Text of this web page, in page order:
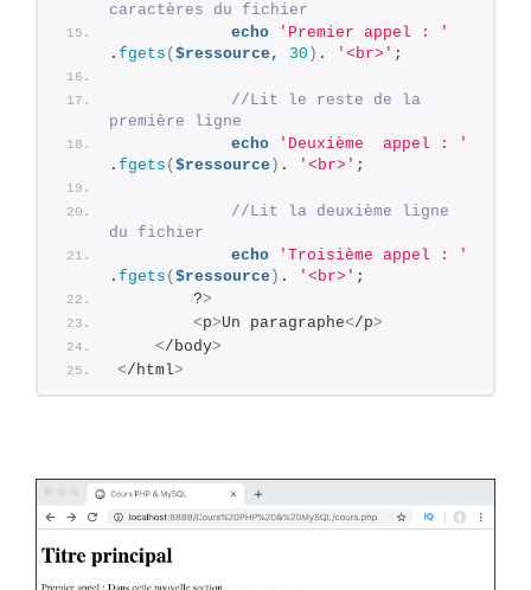
caractères du fichier
echo
'Premier appel : '
. fgets ( $ressource, 30 ) . '<br>' ;
//Lit le reste de la
première ligne
echo
'Deuxième  appel : '
. fgets ( $ressource ) . '<br>' ;
//Lit la deuxième ligne
du fichier
echo
'Troisième appel : '
. fgets ( $ressource ) . '<br>' ;
        ?
>
<p>Un paragraphe</p>
</body>
</html>